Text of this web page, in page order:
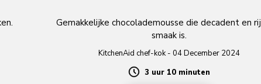
Gemakkelijke chocolademousse die decadent en
smaak is.
KitchenAid chef-kok - 04 December 2024
Duration3 uur 10 minuten